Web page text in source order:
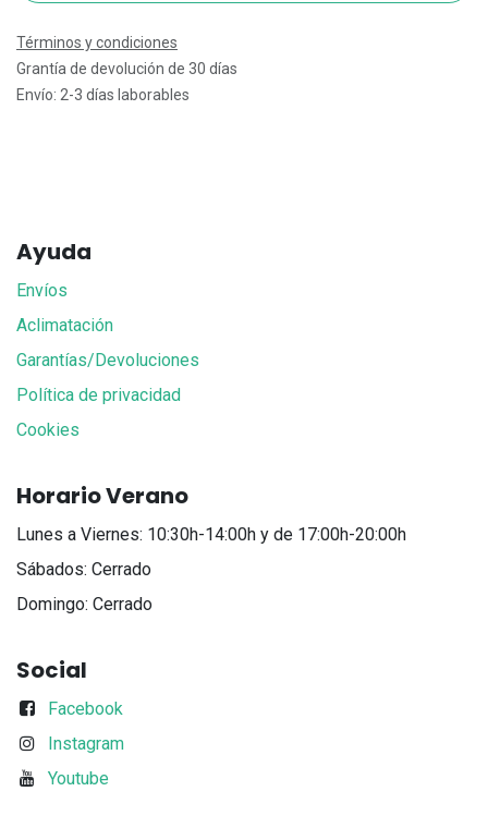
Términos y condiciones
Grantía de devolución de 30 días
Envío: 2-3 días laborables
Ayuda
Envíos
Aclimatación
Garantías/Devoluciones
Política de privacidad
Cookies
Horario Verano
Lunes a Viernes: 10:30h-14:00h y de 17:00h-20:00h
Sábados: Cerrado
Domingo: Cerrado
Social
Facebook
Instagram
Youtube